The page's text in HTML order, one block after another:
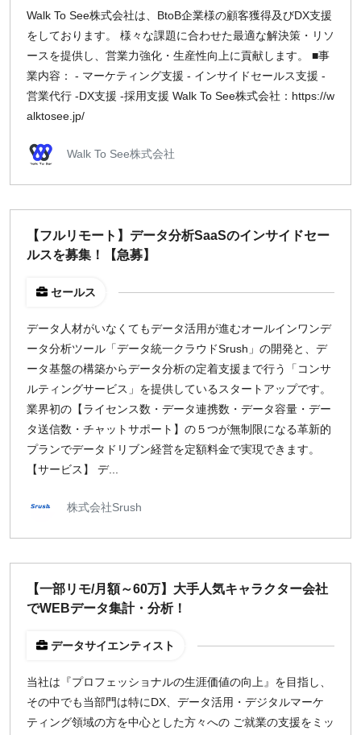
直接契約
副業OK
新規事業
スタートアップ
土日週末OK
稼働時間
週3日
週2日
週1日
地域
東京
大阪
名古屋
京都
福岡
募集状況
Walk To See株式会社は、BtoB企業様の顧客獲得及びDX支援
をしております。 様々な課題に合わせた最適な解決策・リソ
ースを提供し、営業力強化・生産性向上に貢献します。 ■事
業内容： - マーケティング支援 - インサイドセールス支援 -
営業代行 -DX支援 -採用支援 Walk To See株式会社：https://w
alktosee.jp/
Walk To See株式会社
【フルリモート】データ分析SaaSのインサイドセー
ルスを募集！【急募】
セールス
データ人材がいなくてもデータ活用が進むオールインワンデ
ータ分析ツール「データ統一クラウドSrush」の開発と、デ
ータ基盤の構築からデータ分析の定着支援まで行う「コンサ
ルティングサービス」を提供しているスタートアップです。
業界初の【ライセンス数・データ連携数・データ容量・デー
タ送信数・チャットサポート】の５つが無制限になる革新的
プランでデータドリブン経営を定額料金で実現できます。
【サービス】 デ...
株式会社Srush
【一部リモ/月額～60万】大手人気キャラクター会社
でWEBデータ集計・分析！
データサイエンティスト
当社は『プロフェッショナルの生涯価値の向上』を目指し、
その中でも当部門は特にDX、データ活用・デジタルマーケ
ティング領域の方を中心とした方々への ご就業の支援をミッ